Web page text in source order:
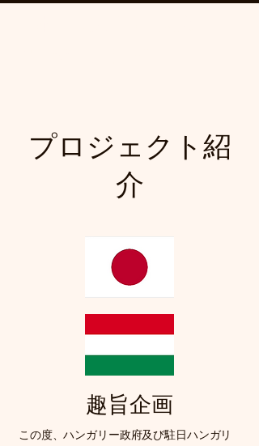
プロジェクト紹
介
​趣旨企画
この度、ハンガリー政府及び駐日ハンガリ